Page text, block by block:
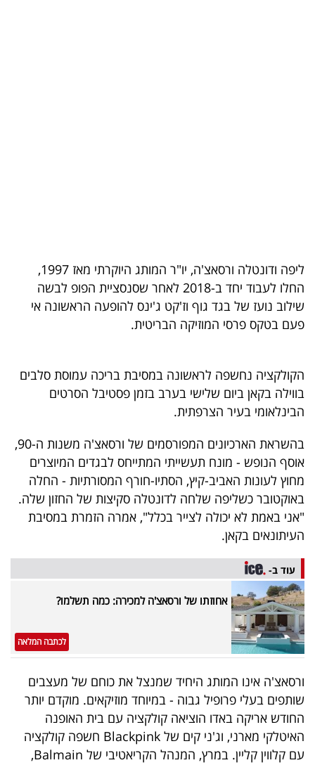
TOP-
5
המילון
פודקאסט
40
UNDER
40
שיתופי
פעולה
דרושים
ניוזלטרים
מייל
אדום
ליפה ודונטלה ורסאצ'ה, יו"ר המותג היוקרתי מאז 1997,
החלו לעבוד יחד ב-2018 לאחר שסנסציית הפופ לבשה
שילוב נועז של בגד גוף וז'קט ג'ינס להופעה הראשונה אי
פעם בטקס פרסי המוזיקה הבריטית.
הקולקציה נחשפה לראשונה במסיבת בריכה עמוסת סלבים
בווילה בקאן ביום שלישי בערב בזמן פסטיבל הסרטים
הבינלאומי בעיר הצרפתית.
בהשראת הארכיונים המפורסמים של ורסאצ'ה משנות ה-90,
אוסף הנופש - מונח תעשייתי המתייחס לבגדים המיוצרים
מחוץ לעונות האביב-קיץ, הסתיו-חורף המסורתיות - החלה
באוקטובר כשליפה שלחה לדונטלה סקיצות של החזון שלה.
"אני באמת לא יכולה לצייר בכלל", אמרה הזמרת במסיבת
העיתונאים בקאן.
עוד ב-
אחוזתו של ורסאצ'ה למכירה: כמה תשלמו?
לכתבה המלאה
ורסאצ'ה אינו המותג היחיד שמנצל את כוחם של מעצבים
שותפים בעלי פרופיל גבוה - במיוחד מוזיקאים. מוקדם יותר
החודש אריקה באדו הוציאה קולקציה עם בית האופנה
האיטלקי מארני, וג'ני קים של Blackpink חשפה קולקציה
עם קלווין קליין. במרץ, המנהל הקריאטיבי של Balmain,